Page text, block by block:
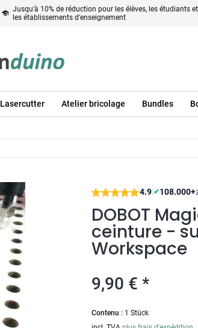
Jusqu'à 10% de réduction pour les élèves, les étudiants et
les établissements d'enseignement
Lasercutter Atelier bricolage Bundles
4.9|✔108.000+
DOBOT
ceinture -
Workspace
9,90 € *
Contenu : 1 Stück